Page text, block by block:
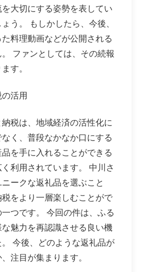
大切にする姿勢を表してい
う。 もしかしたら、今後、
料理動画などが公開される
ファンとしては、その続報
す。
の活用
税は、地域経済の活性化に
く、普段なかなか口にする
を手に入れることができる
利用されています。 中川さ
ークな返礼品を選ぶこと
をより一層楽しむことがで
つです。 今回の件は、ふる
魅力を再認識させる良い機
今後、どのような返礼品が
注目が集まります。